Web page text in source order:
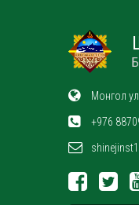
Монгол
+976